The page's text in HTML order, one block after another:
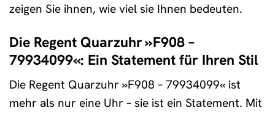
zeigen Sie ihnen, wie viel sie Ihnen bedeuten.
Die Regent Quarzuhr »F908 –
79934099«: Ein Statement für Ihren Stil
Die Regent Quarzuhr »F908 – 79934099« ist
mehr als nur eine Uhr – sie ist ein Statement. Mit